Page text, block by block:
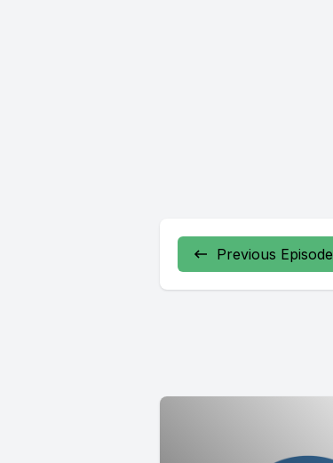
Previous Episode